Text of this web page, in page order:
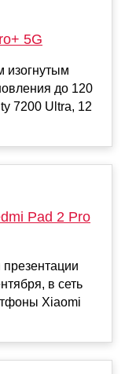
5G
до 120
7200 Ultra, 12
Pad 2 Pro
в сеть
Xiaomi